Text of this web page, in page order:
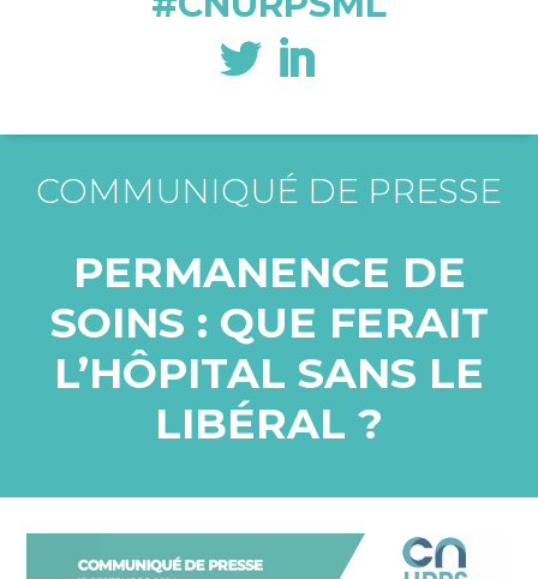
COMMUNIQUÉ DE PRESSE
PERMANENCE DE
SOINS : QUE FERAIT
L’HÔPITAL SANS LE
LIBÉRAL ?